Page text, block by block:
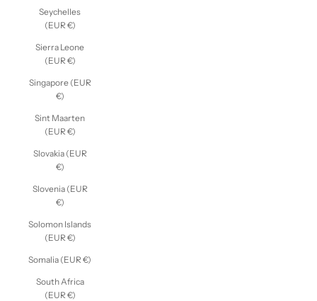
Seychelles
(EUR €)
Sierra Leone
(EUR €)
Singapore (EUR
€)
Sint Maarten
(EUR €)
Slovakia (EUR
€)
Slovenia (EUR
€)
Solomon Islands
(EUR €)
Somalia (EUR €)
South Africa
(EUR €)